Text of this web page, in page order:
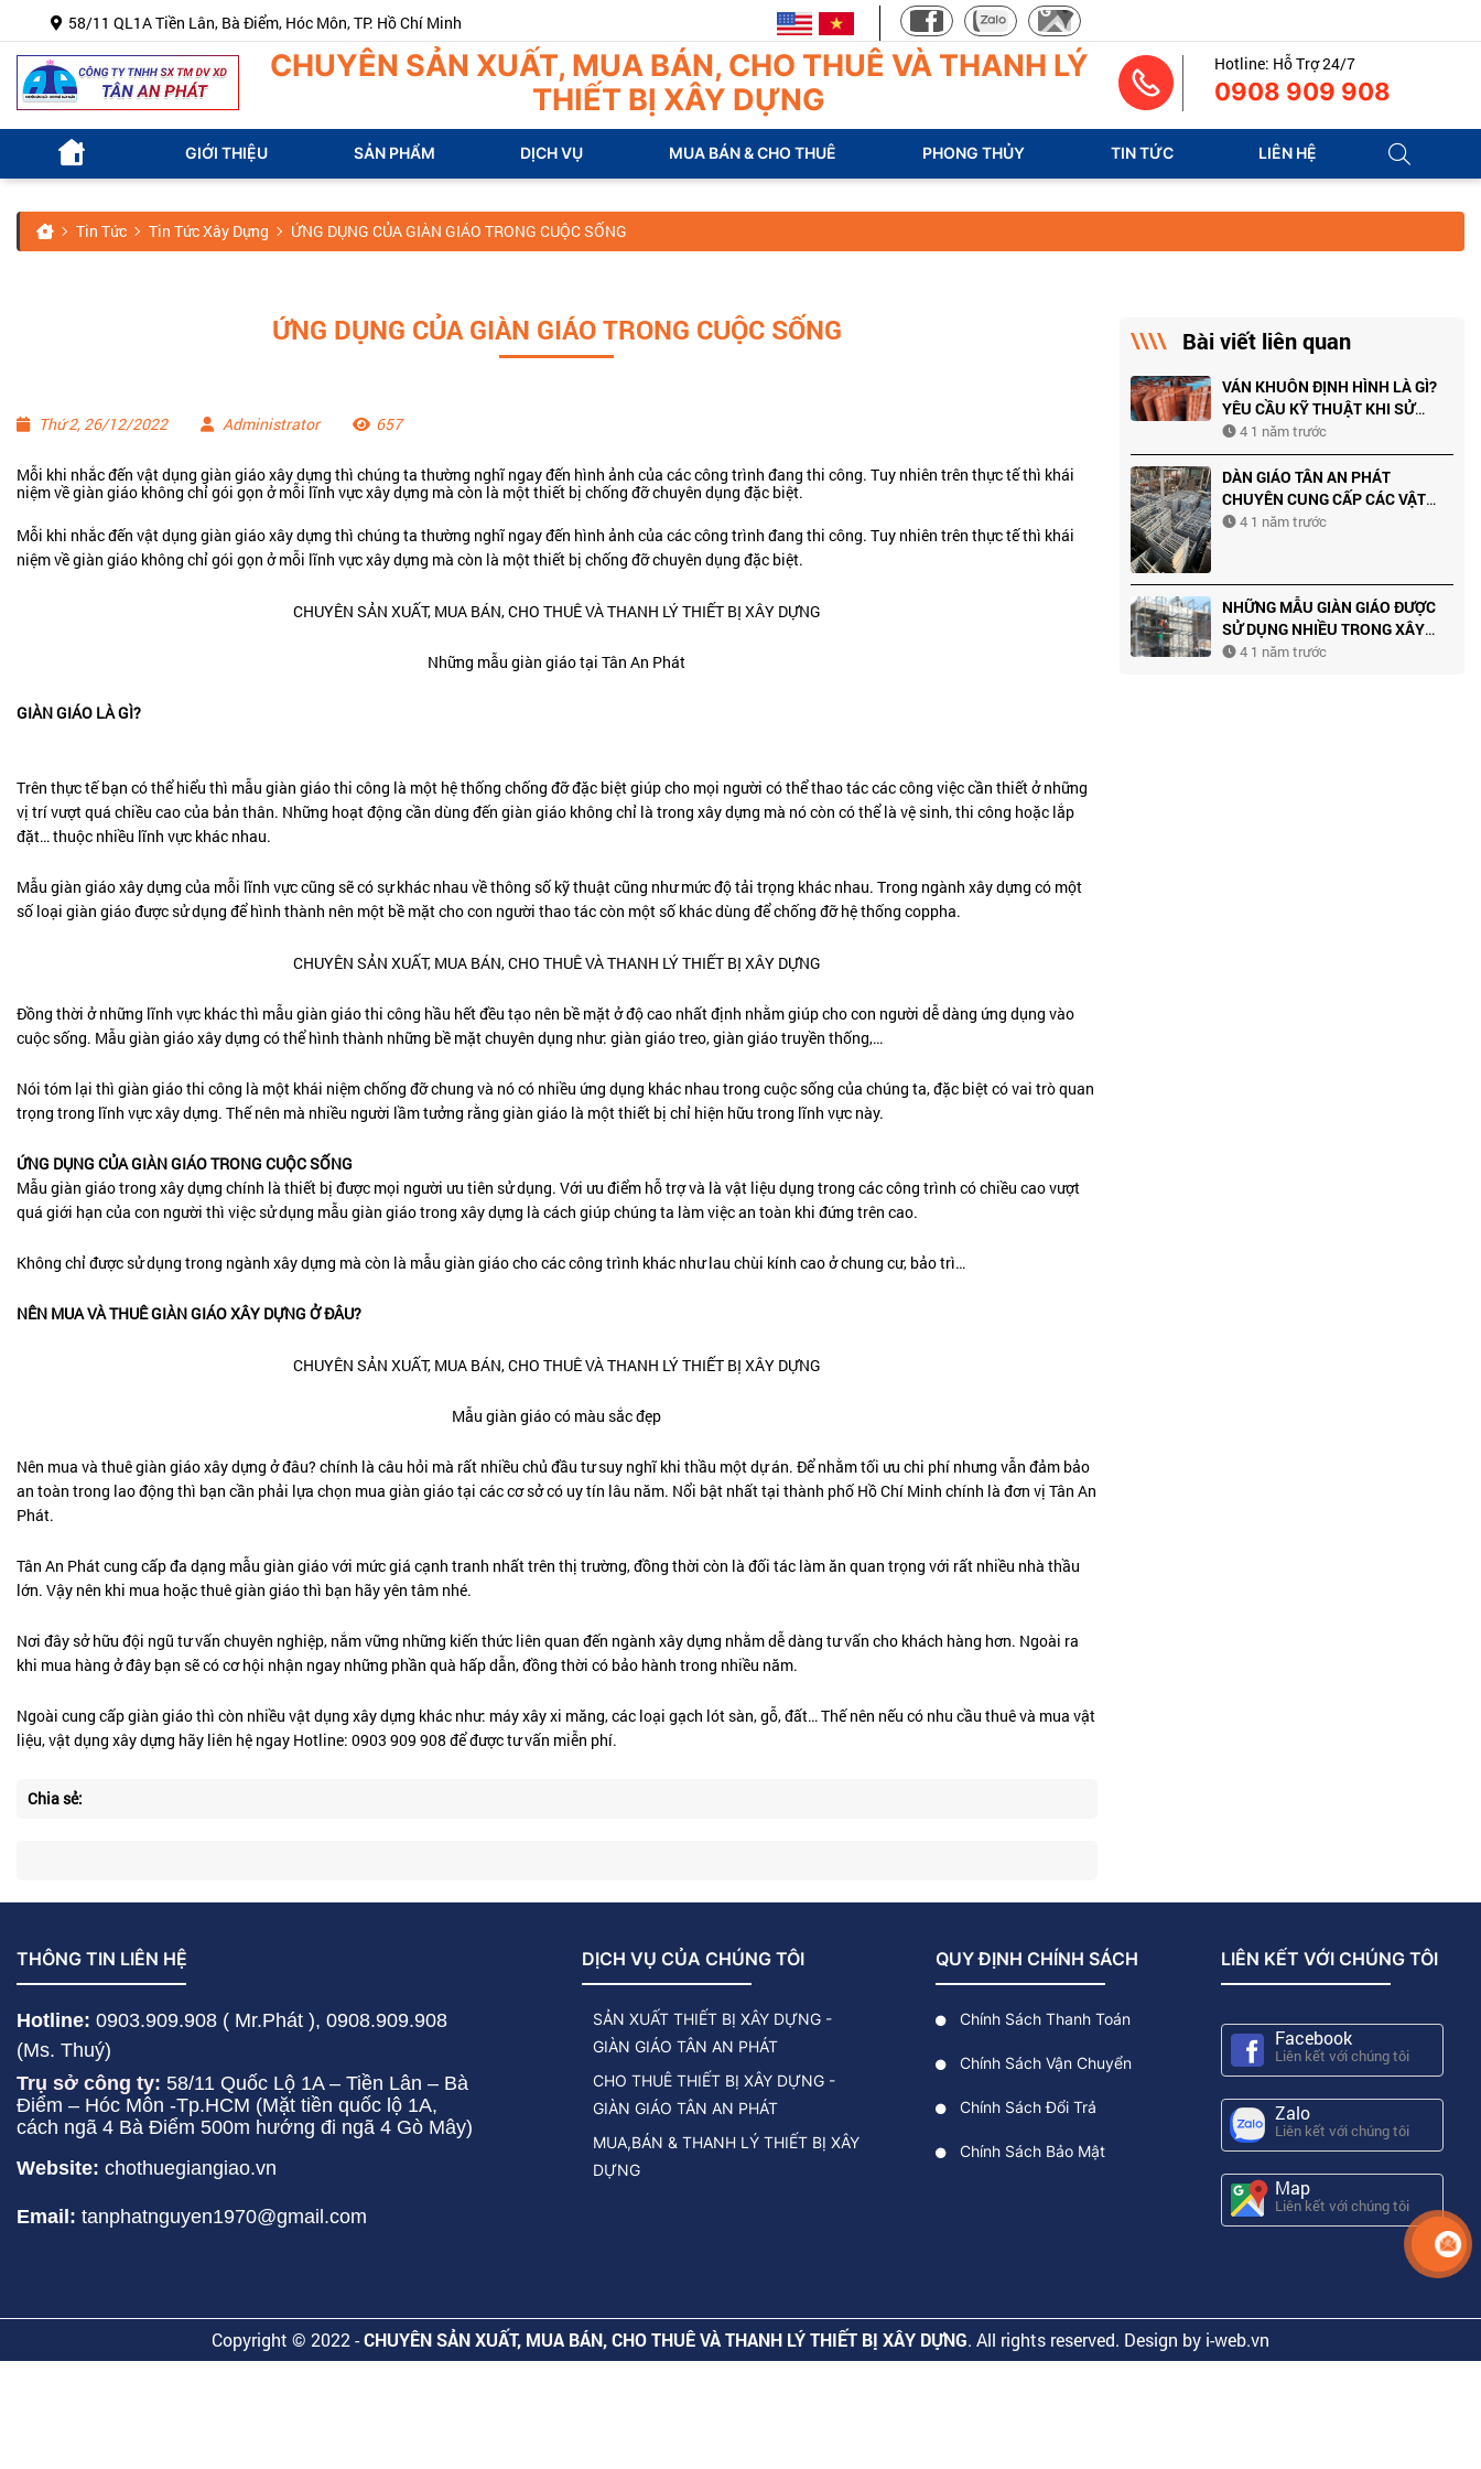
58/11 QL1A Tiền Lân, Bà Điểm, Hóc Môn, TP. Hồ Chí Minh
CHUYÊN SẢN XUẤT, MUA BÁN, CHO THUÊ VÀ THANH LÝ
THIẾT BỊ XÂY DỰNG
Hotline: Hỗ Trợ 24/7
0908 909 908
GIỚI THIỆU SẢN PHẨM DỊCH VỤ MUA BÁN & CHO THUÊ PHONG THỦY TIN TỨC LIÊN HỆ
Tin Tức Tin Tức Xây Dựng ỨNG DỤNG CỦA GIÀN GIÁO TRONG CUỘC SỐNG
ỨNG DỤNG CỦA GIÀN GIÁO TRONG CUỘC SỐNG
Thứ 2, 26/12/2022 Administrator 657
Mỗi khi nhắc đến vật dụng giàn giáo xây dựng thì chúng ta thường nghĩ ngay đến hình ảnh của các công trình đang thi công. Tuy nhiên trên thực tế thì khái
niệm về giàn giáo không chỉ gói gọn ở mỗi lĩnh vực xây dựng mà còn là một thiết bị chống đỡ chuyên dụng đặc biệt.
Mỗi khi nhắc đến vật dụng giàn giáo xây dựng thì chúng ta thường nghĩ ngay đến hình ảnh của các công trình đang thi công. Tuy nhiên trên thực tế thì khái
niệm về giàn giáo không chỉ gói gọn ở mỗi lĩnh vực xây dựng mà còn là một thiết bị chống đỡ chuyên dụng đặc biệt.
Những mẫu giàn giáo tại Tân An Phát
GIÀN GIÁO LÀ GÌ?
Trên thực tế bạn có thể hiểu thì mẫu giàn giáo thi công là một hệ thống chống đỡ đặc biệt giúp cho mọi người có thể thao tác các công việc cần thiết ở những
vị trí vượt quá chiều cao của bản thân. Những hoạt động cần dùng đến giàn giáo không chỉ là trong xây dựng mà nó còn có thể là vệ sinh, thi công hoặc lắp
đặt… thuộc nhiều lĩnh vực khác nhau.
Mẫu giàn giáo xây dựng của mỗi lĩnh vực cũng sẽ có sự khác nhau về thông số kỹ thuật cũng như mức độ tải trọng khác nhau. Trong ngành xây dựng có một
số loại giàn giáo được sử dụng để hình thành nên một bề mặt cho con người thao tác còn một số khác dùng để chống đỡ hệ thống coppha.
Đồng thời ở những lĩnh vực khác thì mẫu giàn giáo thi công hầu hết đều tạo nên bề mặt ở độ cao nhất định nhằm giúp cho con người dễ dàng ứng dụng vào
cuộc sống. Mẫu giàn giáo xây dựng có thể hình thành những bề mặt chuyên dụng như: giàn giáo treo, giàn giáo truyền thống,…
Nói tóm lại thì giàn giáo thi công là một khái niệm chống đỡ chung và nó có nhiều ứng dụng khác nhau trong cuộc sống của chúng ta, đặc biệt có vai trò quan
trọng trong lĩnh vực xây dựng. Thế nên mà nhiều người lầm tưởng rằng giàn giáo là một thiết bị chỉ hiện hữu trong lĩnh vực này.
ỨNG DỤNG CỦA GIÀN GIÁO TRONG CUỘC SỐNG
Mẫu giàn giáo trong xây dựng chính là thiết bị được mọi người ưu tiên sử dụng. Với ưu điểm hỗ trợ và là vật liệu dụng trong các công trình có chiều cao vượt
quá giới hạn của con người thì việc sử dụng mẫu giàn giáo trong xây dựng là cách giúp chúng ta làm việc an toàn khi đứng trên cao.
Không chỉ được sử dụng trong ngành xây dựng mà còn là mẫu giàn giáo cho các công trình khác như lau chùi kính cao ở chung cư, bảo trì…
NÊN MUA VÀ THUÊ GIÀN GIÁO XÂY DỰNG Ở ĐÂU?
Mẫu giàn giáo có màu sắc đẹp
Nên mua và thuê giàn giáo xây dựng ở đâu? chính là câu hỏi mà rất nhiều chủ đầu tư suy nghĩ khi thầu một dự án. Để nhằm tối ưu chi phí nhưng vẫn đảm bảo
an toàn trong lao động thì bạn cần phải lựa chọn mua giàn giáo tại các cơ sở có uy tín lâu năm. Nổi bật nhất tại thành phố Hồ Chí Minh chính là đơn vị Tân An
Phát.
Tân An Phát cung cấp đa dạng mẫu giàn giáo với mức giá cạnh tranh nhất trên thị trường, đồng thời còn là đối tác làm ăn quan trọng với rất nhiều nhà thầu
lớn. Vậy nên khi mua hoặc thuê giàn giáo thì bạn hãy yên tâm nhé.
Nơi đây sở hữu đội ngũ tư vấn chuyên nghiệp, nắm vững những kiến thức liên quan đến ngành xây dựng nhằm dễ dàng tư vấn cho khách hàng hơn. Ngoài ra
khi mua hàng ở đây bạn sẽ có cơ hội nhận ngay những phần quà hấp dẫn, đồng thời có bảo hành trong nhiều năm.
Ngoài cung cấp giàn giáo thì còn nhiều vật dụng xây dựng khác như: máy xây xi măng, các loại gạch lót sàn, gỗ, đất… Thế nên nếu có nhu cầu thuê và mua vật
liệu, vật dụng xây dựng hãy liên hệ ngay Hotline: 0903 909 908 để được tư vấn miễn phí.
Chia sẻ:
Bài viết liên quan
VÁN KHUÔN ĐỊNH HÌNH LÀ GÌ?
YÊU CẦU KỸ THUẬT KHI SỬ
DỤNG NHƯ THẾ NÀO?
4 1 năm trước
DÀN GIÁO TÂN AN PHÁT
CHUYÊN CUNG CẤP CÁC VẬT
DỤNG XÂY DỰNG CAO CẤP
4 1 năm trước
NHỮNG MẪU GIÀN GIÁO ĐƯỢC
SỬ DỤNG NHIỀU TRONG XÂY
DỰNG
4 1 năm trước
THÔNG TIN LIÊN HỆ
Hotline: 0903.909.908 ( Mr.Phát ), 0908.909.908
(Ms. Thuý)
Trụ sở công ty: 58/11 Quốc Lộ 1A – Tiền Lân – Bà
Điểm – Hóc Môn -Tp.HCM (Mặt tiền quốc lộ 1A,
cách ngã 4 Bà Điểm 500m hướng đi ngã 4 Gò Mây)
Website: chothuegiangiao.vn
Email: tanphatnguyen1970@gmail.com
DỊCH VỤ CỦA CHÚNG TÔI
SẢN XUẤT THIẾT BỊ XÂY DỰNG -
GIÀN GIÁO TÂN AN PHÁT
CHO THUÊ THIẾT BỊ XÂY DỰNG -
GIÀN GIÁO TÂN AN PHÁT
MUA,BÁN & THANH LÝ THIẾT BỊ XÂY
DỰNG
QUY ĐỊNH CHÍNH SÁCH
Chính Sách Thanh Toán
Chính Sách Vận Chuyển
Chính Sách Đổi Trả
Chính Sách Bảo Mật
LIÊN KẾT VỚI CHÚNG TÔI
Facebook
Liên kết với chúng tôi
Zalo
Liên kết với chúng tôi
Map
Liên kết với chúng tôi
Copyright © 2022 -CHUYÊN SẢN XUẤT, MUA BÁN, CHO THUÊ VÀ THANH LÝ THIẾT BỊ XÂY DỰNG. All rights reserved. Design by i-web.vn